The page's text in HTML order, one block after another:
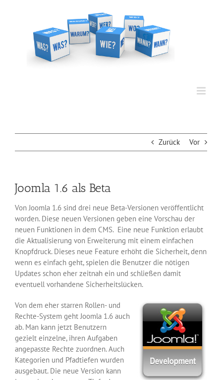
Zurück Vor
Joomla 1.6 als Beta
Von Joomla 1.6 sind drei neue Beta-Versionen veröffentlicht
worden. Diese neuen Versionen geben eine Vorschau der
neuen Funktionen in dem CMS. Eine neue Funktion erlaubt
die Aktualisierung von Erweiterung mit einem einfachen
Knopfdruck. Dieses neue Feature erhöht die Sicherheit, denn
wenn es einfach geht, spielen die Benutzer die nötigen
Updates schon eher zeitnah ein und schließen damit
eventuell vorhandene Sicherheitslücken.
Von dem eher starren Rollen- und
Rechte-System geht Joomla 1.6 auch
ab. Man kann jetzt Benutzern
gezielt einzelne, ihren Aufgaben
angepasste Rechte zuordnen. Auch
Kategorien und Pfadtiefen wurden
ausgebaut. Die neue Version kann